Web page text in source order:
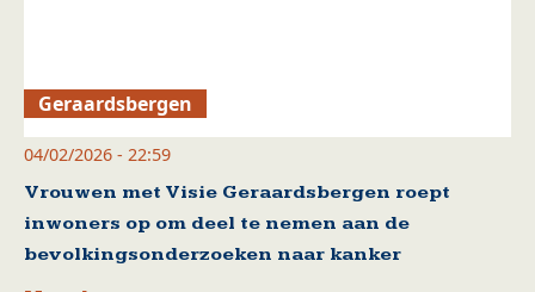
Geraardsbergen
04/02/2026 - 22:59
Vrouwen met Visie Geraardsbergen roept
inwoners op om deel te nemen aan de
bevolkingsonderzoeken naar kanker